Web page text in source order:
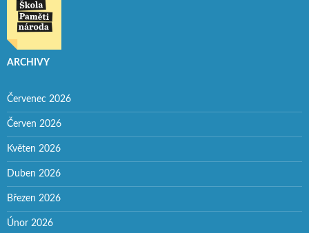
ARCHIVY
Červenec 2026
Červen 2026
Květen 2026
Duben 2026
Březen 2026
Únor 2026